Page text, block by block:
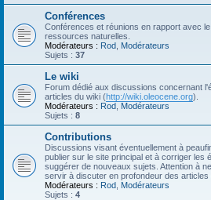
Conférences
Conférences et réunions en rapport avec
ressources naturelles.
Modérateurs : Rod Modérateurs
Sujets : 37
Le wiki
Forum dédié aux discussions concernant
articles du wiki (http://wiki.oleocene.org).
Modérateurs : Rod Modérateurs
Sujets : 8
Contributions
Discussions visant éventuellement à
publier sur le site principal et à corriger les
suggérer de nouveaux sujets. Attention à
servir à discuter en profondeur des articles
Modérateurs : Rod Modérateurs
Sujets : 4